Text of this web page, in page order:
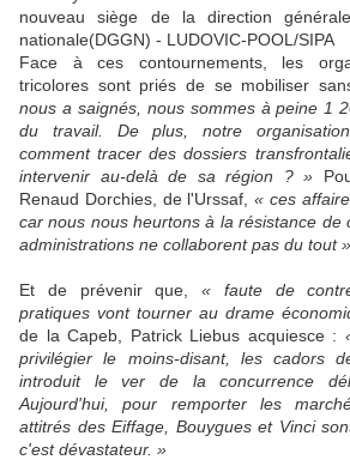
nouveau siège de la direction
nationale(DGGN) - LUDOVIC-POOL/SIPA
Face à ces contournements, les
tricolores sont priés de se mobiliser
nous a saignés, nous sommes à peine 1
du travail. De plus, notre
comment tracer des dossiers
intervenir au-delà de sa région ? »
Renaud Dorchies, de l'Urssaf, « ces
car nous nous heurtons à la résistance de
administrations ne collaborent pas du tout »
Et de prévenir que,« faute de
pratiques vont tourner au drame
de la Capeb, Patrick Liebus acquiesce :
privilégier le moins-disant, les cadors
introduit le ver de la concurrence
Aujourd'hui, pour remporter les
attitrés des Eiffage, Bouygues et Vinci
c'est dévastateur. »